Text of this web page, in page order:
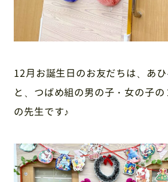
12月お誕生日のお友だちは、あ
と、つばめ組の男の子・女の子
の先生です♪